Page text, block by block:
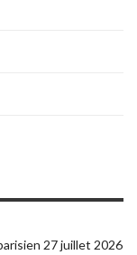
27 juillet 2026